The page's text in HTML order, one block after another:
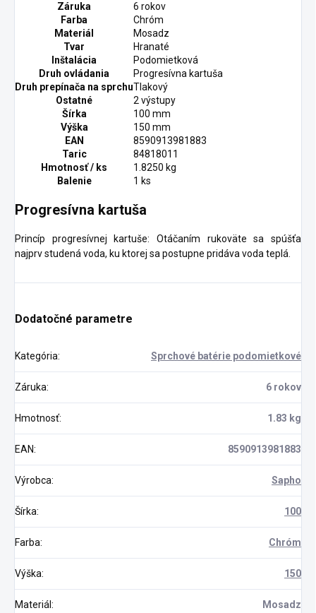
Záruka
6 rokov
Farba
Chróm
Materiál
Mosadz
Tvar
Hranaté
Inštalácia
Podomietková
Druh ovládania
Progresívna kartuša
Druh prepínača na sprchuTlakový
Ostatné
2 výstupy
Šírka
100 mm
Výška
150 mm
EAN
8590913981883
Taric
84818011
Hmotnosť / ks
1.8250 kg
Balenie
1 ks
Progresívna kartuša
Princíp progresívnej kartuše: Otáčaním rukoväte sa spúšťa
najprv studená voda, ku ktorej sa postupne pridáva voda teplá.
Dodatočné parametre
Kategória: Sprchové batérie podomietkové
Záruka: 6 rokov
Hmotnosť: 1.83 kg
EAN: 8590913981883
Výrobca: Sapho
Šírka: 100
Farba: Chróm
Výška: 150
Materiál: Mosadz